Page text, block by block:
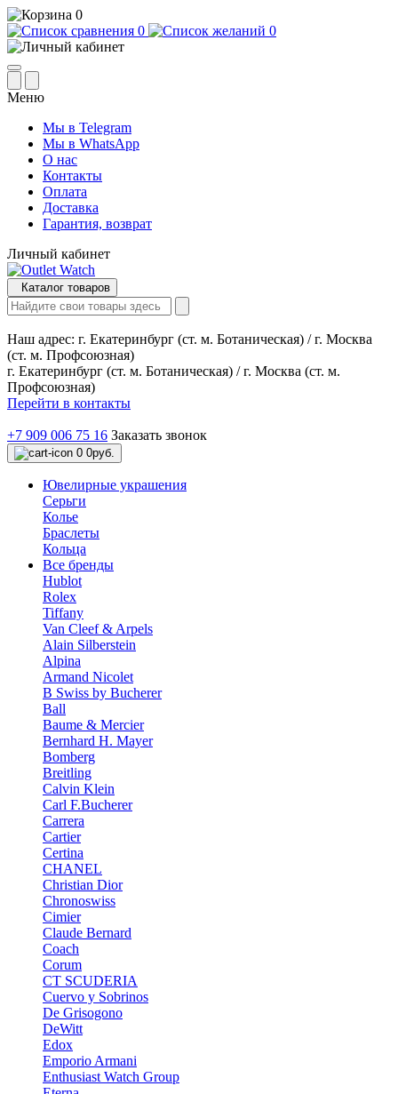
0
0
0
Меню
Мы в Telegram
Мы в WhatsApp
О нас
Контакты
Оплата
Доставка
Гарантия, возврат
Личный кабинет
Каталог товаров
Наш адрес: г. Екатеринбург (ст. м. Ботаническая) / г. Москва
(ст. м. Профсоюзная)
г. Екатеринбург (ст. м. Ботаническая) / г. Москва (ст. м.
Профсоюзная)
Перейти в контакты
+7 909 006 75 16 Заказать звонок
0 0руб.
Ювелирные украшения
Серьги
Колье
Браслеты
Кольца
Все бренды
Hublot
Rolex
Tiffany
Van Cleef & Arpels
Alain Silberstein
Alpina
Armand Nicolet
B Swiss by Bucherer
Ball
Baume & Mercier
Bernhard H. Mayer
Bomberg
Breitling
Calvin Klein
Carl F.Bucherer
Carrera
Cartier
Certina
CHANEL
Christian Dior
Chronoswiss
Cimier
Claude Bernard
Coach
Corum
CT SCUDERIA
Cuervo y Sobrinos
De Grisogono
DeWitt
Edox
Emporio Armani
Enthusiast Watch Group